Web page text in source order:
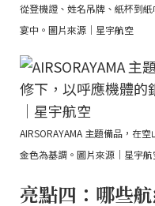
從登機證、姓名吊牌、紙杯到
宴中。圖片來源｜星宇航空
AIRSORAYAMA 主題備品，在
金色為基調。圖片來源｜星宇航
亮點四：哪些